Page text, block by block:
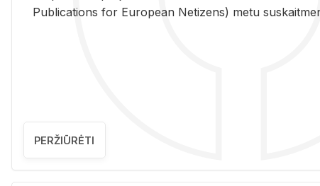
Pub­li­ca­tions for Eu­ro­pe­an Ne­ti­zens) metu
PERŽIŪRĖTI